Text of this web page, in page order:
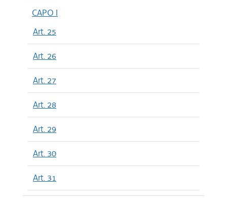
CAPO I
Art. 25
Art. 26
Art. 27
Art. 28
Art. 29
Art. 30
Art. 31